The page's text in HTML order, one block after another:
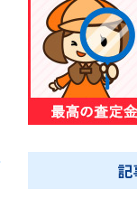
記